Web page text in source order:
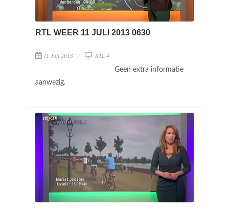
RTL WEER 11 JULI 2013 0630
11 Juli 2013 RTL 4
Geen extra informatie
aanwezig.